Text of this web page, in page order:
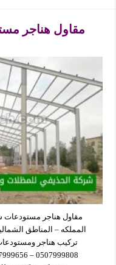
مقاول هناجر
مقاول هناجر مستودعات
المملكه – المناطق
تركيب هناجر